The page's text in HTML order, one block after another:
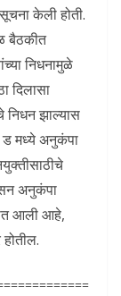
सूचना केली होती.
बैठकीत
निधनामुळे
दिलासा
निधन झाल्यास
ड मध्ये अनुकंपा
अनुकंपा
आली आहे,